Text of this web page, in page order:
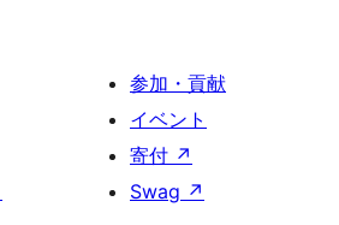
参加・貢献
イベント
寄付 ↗
Swag ↗